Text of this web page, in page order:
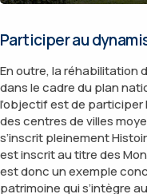
Participer au
En outre, la réhabilitation
dans le cadre du plan
l’objectif est de
des centres de villes
s’inscrit pleinement
est inscrit au titre des
est donc un exemple
patrimoine qui s’intègre